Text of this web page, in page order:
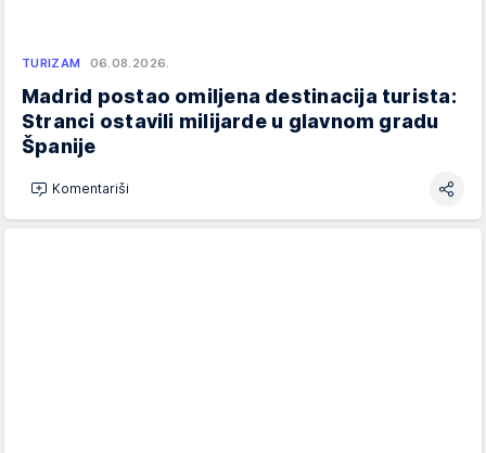
TURIZAM 06.08.2026.
Madrid postao omiljena destinacija turista:
Stranci ostavili milijarde u glavnom gradu
Španije
Komentariši